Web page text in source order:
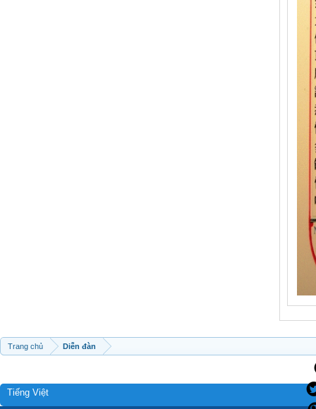
Trang chủ Diễn đàn
Tiếng Việt